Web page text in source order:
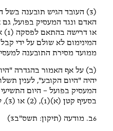
(3) העובד הגיש תובענה
האדם ונגד המעסיק בפועל,
ממועד מסירת התובענה
(ב) על אף האמור בהגדרה
יהיה "היום הקובע", לענין
המעסיק בפועל – היום
בסעיף קטן (א)(1), (2) או (3), לפי הענין.
6ב. מודעה (תיקון: תשס"ב3)